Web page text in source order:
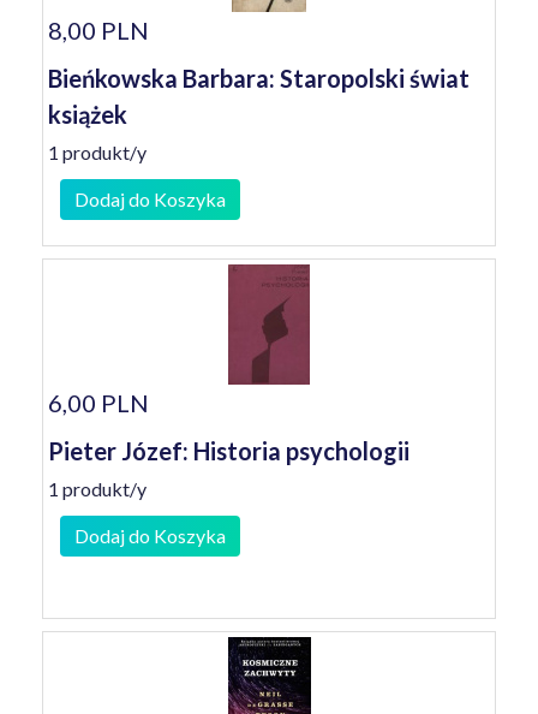
8,00 PLN
Bieńkowska Barbara: Staropolski świat
książek
1 produkt/y
Dodaj do Koszyka
6,00 PLN
Pieter Józef: Historia psychologii
1 produkt/y
Dodaj do Koszyka